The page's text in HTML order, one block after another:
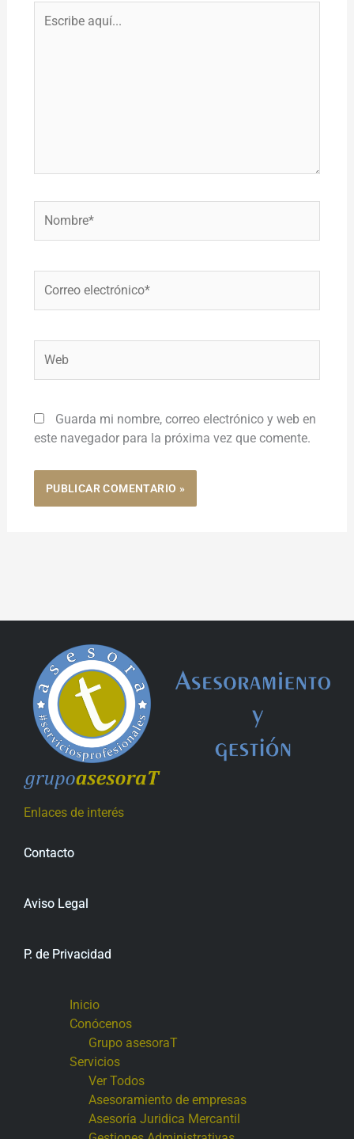
aquí...
electrónico*
Guarda mi nombre, correo electrónico y web en
este navegador para la próxima vez que comente.
Enlaces de interés
Contacto
Aviso Legal
P. de Privacidad
Inicio
Conócenos
Grupo asesoraT
Servicios
Ver Todos
Asesoramiento de empresas
Asesoría Juridica Mercantil